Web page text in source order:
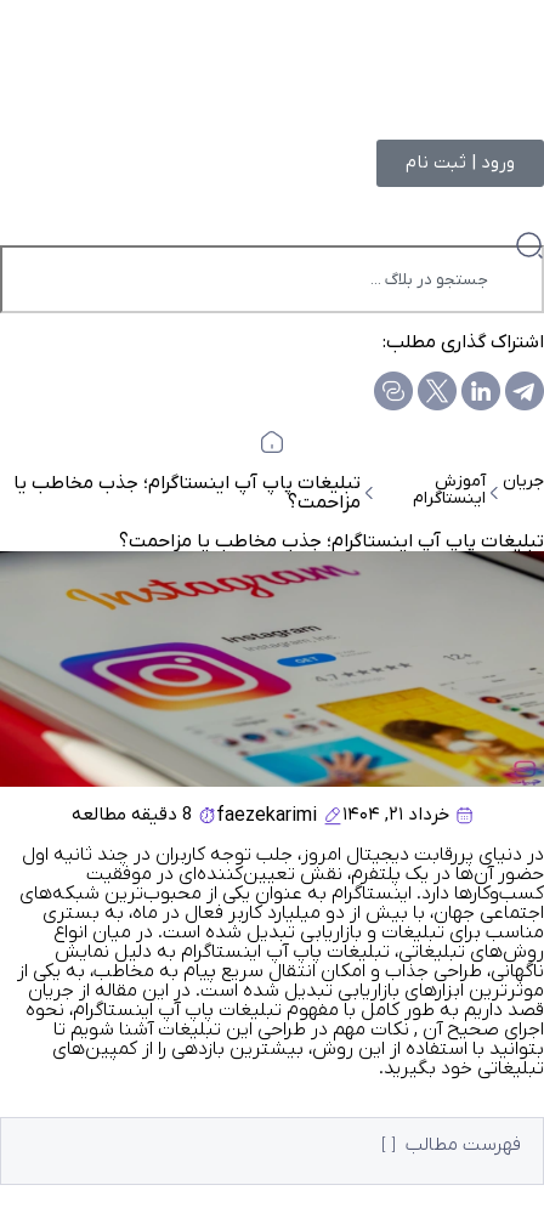
ورود | ثبت نام
اشتراک گذاری مطلب:
جریان آموزش
اینستاگرام
تبلیغات پاپ آپ اینستاگرام؛ جذب مخاطب یا
مزاحمت؟
تبلیغات پاپ آپ اینستاگرام؛ جذب مخاطب یا مزاحمت؟
خرداد ۲۱, ۱۴۰۴ faezekarimi
8 دقیقه مطالعه
در دنیای پررقابت دیجیتال امروز، جلب توجه کاربران در چند ثانیه اول
حضور آن‌ها در یک پلتفرم، نقش تعیین‌کننده‌ای در موفقیت
کسب‌وکارها دارد. اینستاگرام به عنوان یکی از محبوب‌ترین شبکه‌های
اجتماعی جهان، با بیش از دو میلیارد کاربر فعال در ماه، به بستری
مناسب برای تبلیغات و بازاریابی تبدیل شده است. در میان انواع
روش‌های تبلیغاتی، تبلیغات پاپ آپ اینستاگرام به دلیل نمایش
ناگهانی، طراحی جذاب و امکان انتقال سریع پیام به مخاطب، به یکی از
موثرترین ابزارهای بازاریابی تبدیل شده است. در این مقاله از جریان
قصد داریم به طور کامل با مفهوم تبلیغات پاپ آپ اینستاگرام، نحوه
اجرای صحیح آن , نکات مهم در طراحی این تبلیغات آشنا شویم تا
بتوانید با استفاده از این روش، بیشترین بازدهی را از کمپین‌های
تبلیغاتی خود بگیرید.
فهرست مطالب